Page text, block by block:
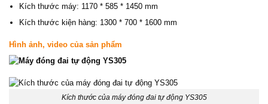
Kích thước máy: 1170 * 585 * 1450 mm
Kích thước kiện hàng: 1300 * 700 * 1600 mm
Hình ảnh, video của sản phẩm
Kích thước của máy đóng đai tự động YS305